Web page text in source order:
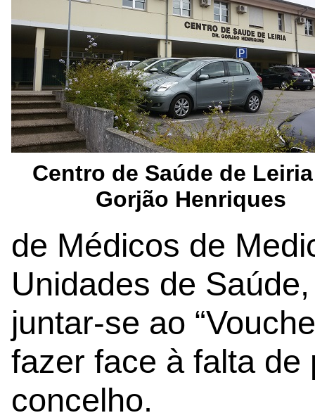
Centro de Saúde de
Gorjão Henriques
de Médicos de
Unidades de
juntar-se ao
fazer face à falta de
concelho.